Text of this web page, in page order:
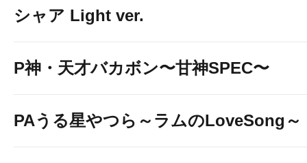
シャア Light ver.
P神・天才バカボン〜甘神SPEC〜
PAうる星やつら～ラムのLoveSong～